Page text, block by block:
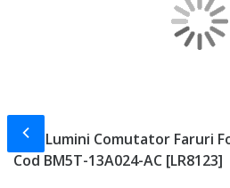
Bloc Lumini Comutator Faruri
Cod BM5T-13A024-AC [LR8123]
Slide-ul anterior